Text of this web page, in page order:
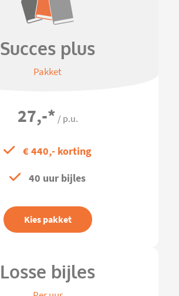
Succes plus
Pakket
27,-* / p.u.
€ 440,- korting
40 uur bijles
Kies pakket
Losse bijles